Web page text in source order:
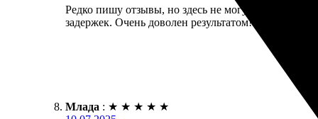
Редко пишу отзывы, но здесь не могу молчать.
задержек. Очень доволен результатом!
Млада : ★ ★ ★ ★ ★